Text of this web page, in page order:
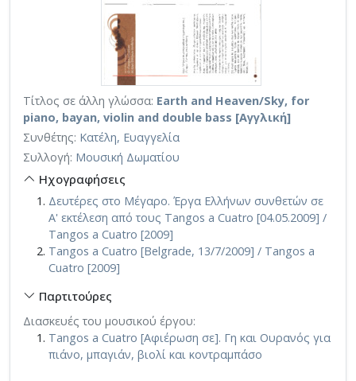
Τίτλος σε άλλη γλώσσα: Earth and Heaven/Sky, for
piano, bayan, violin and double bass [Αγγλική]
Συνθέτης: Κατέλη, Ευαγγελία
Συλλογή: Μουσική Δωματίου
Ηχογραφήσεις
Δευτέρες στο Μέγαρο. Έργα Ελλήνων συνθετών σε
Α' εκτέλεση από τους Tangos a Cuatro [04.05.2009] /
Tangos a Cuatro [2009]
Tangos a Cuatro [Belgrade, 13/7/2009] / Tangos a
Cuatro [2009]
Παρτιτούρες
Διασκευές του μουσικού έργου:
Tangos a Cuatro [Αφιέρωση σε]. Γη και Ουρανός για
πιάνο, μπαγιάν, βιολί και κοντραμπάσο